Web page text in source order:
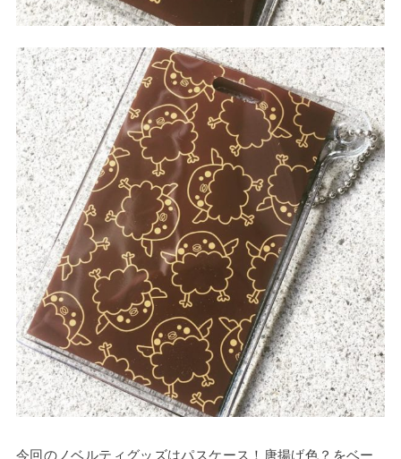
今回のノベルティグッズはパスケース！唐揚げ色？をベー